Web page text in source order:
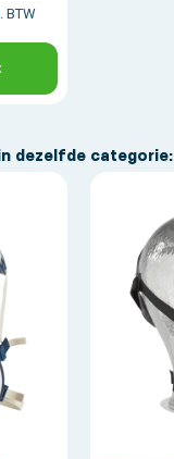
BTW
dezelfde categorie: